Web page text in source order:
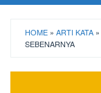
HOME » ARTI KATA »
SEBENARNYA